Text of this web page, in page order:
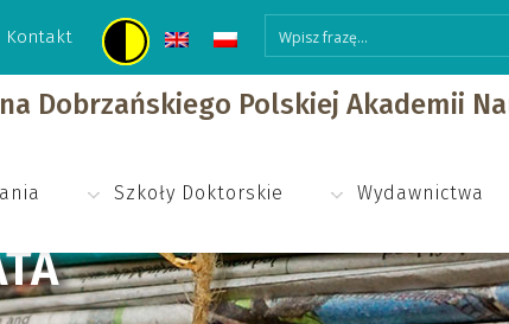
Kontakt
Dobrzańskiego Polskiej Akademii
Szkoły Doktorskie Wydawnictwa